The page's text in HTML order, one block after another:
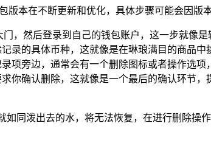
版本在不断更新和优化，具体步骤可能会因版
，然后登录到自己的钱包账户，这一步就像
录的具体币种，这就像是在琳琅满目的商品中
项旁边，通常会有一个删除图标或者操作选项
你确认删除，这就像是一个最后的确认环节
同泼出去的水，将无法恢复，在进行删除操